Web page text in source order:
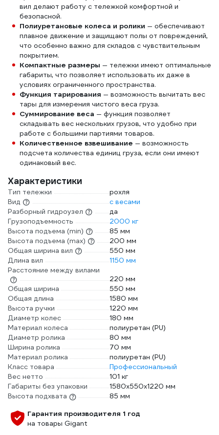
вил делают работу с тележкой комфортной и
безопасной.
Полиуретановые колеса и ролики — обеспечивают
плавное движение и защищают полы от повреждений,
что особенно важно для складов с чувствительным
покрытием.
Компактные размеры — тележки имеют оптимальные
габариты, что позволяет использовать их даже в
условиях ограниченного пространства.
Функция тарирования — возможность вычитать вес
тары для измерения чистого веса груза.
Суммирование веса — функция позволяет
складывать вес нескольких грузов, что удобно при
работе с большими партиями товаров.
Количественное взвешивание — возможность
подсчета количества единиц груза, если они имеют
одинаковый вес.
Характеристики
Тип тележки
рохля
Вид
с весами
Разборный гидроузел
да
Грузоподъемность
2000 кг
Высота подъема (min)
85 мм
Высота подъема (max)
200 мм
Общая ширина вил
550 мм
Длина вил
1150 мм
Расстояние между вилами
220 мм
Общая ширина
550 мм
Общая длина
1580 мм
Высота ручки
1220 мм
Диаметр колес
180 мм
Материал колеса
полиуретан (PU)
Диаметр ролика
80 мм
Ширина ролика
70 мм
Материал ролика
полиуретан (PU)
Класс товара
Профессиональный
Вес нетто
101 кг
Габариты без упаковки
1580х550х1220 мм
Высота подхвата
85 мм
Гарантия производителя 1 год
на товары Gigant